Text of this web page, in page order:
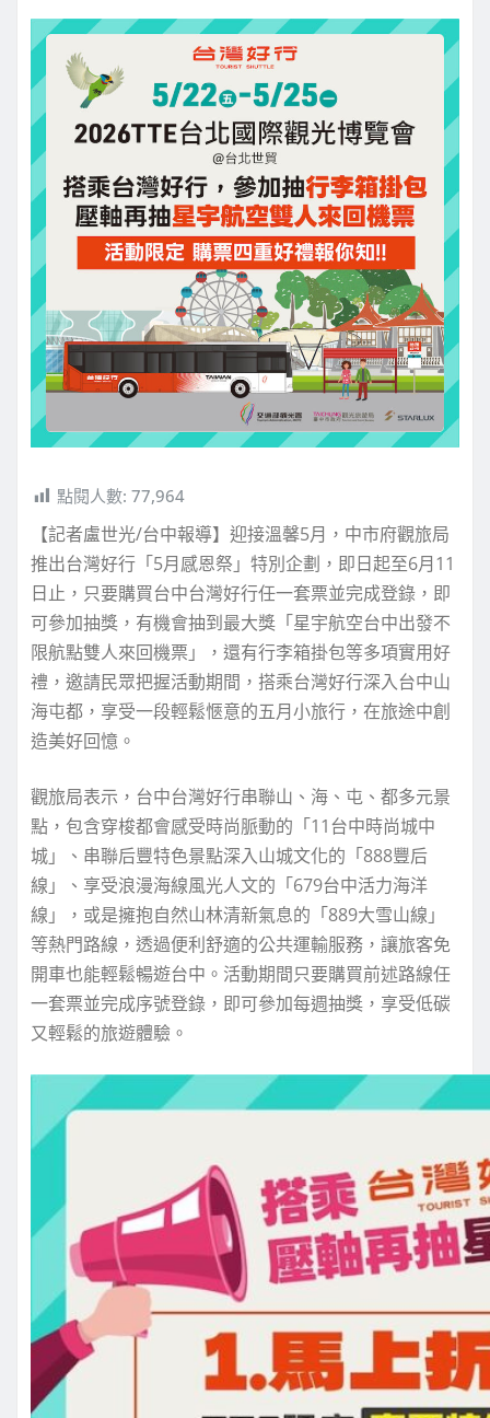
點閱人數: 77,964
【記者盧世光/台中報導】迎接溫馨5月，中市府觀旅局
推出台灣好行「5月感恩祭」特別企劃，即日起至6月11
日止，只要購買台中台灣好行任一套票並完成登錄，即
可參加抽獎，有機會抽到最大獎「星宇航空台中出發不
限航點雙人來回機票」，還有行李箱掛包等多項實用好
禮，邀請民眾把握活動期間，搭乘台灣好行深入台中山
海屯都，享受一段輕鬆愜意的五月小旅行，在旅途中創
造美好回憶。
觀旅局表示，台中台灣好行串聯山、海、屯、都多元景
點，包含穿梭都會感受時尚脈動的「11台中時尚城中
城」、串聯后豐特色景點深入山城文化的「888豐后
線」、享受浪漫海線風光人文的「679台中活力海洋
線」，或是擁抱自然山林清新氣息的「889大雪山線」
等熱門路線，透過便利舒適的公共運輸服務，讓旅客免
開車也能輕鬆暢遊台中。活動期間只要購買前述路線任
一套票並完成序號登錄，即可參加每週抽獎，享受低碳
又輕鬆的旅遊體驗。